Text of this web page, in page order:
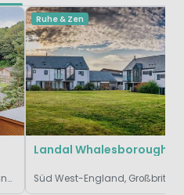
Süd West-England, Großbritannien
Ruhe & Zen